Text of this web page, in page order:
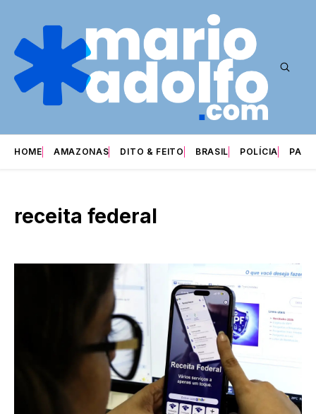
HOME AMAZONAS DITO & FEITO BRASIL POLÍCIA
receita federal